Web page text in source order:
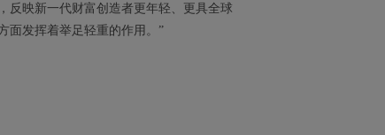
反映新一代财富创造者更年轻、更具全球
面发挥着举足轻重的作用。”